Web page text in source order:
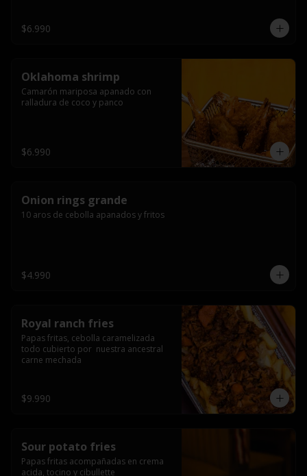
$6.990
Oklahoma shrimp
Camarón mariposa apanado con
ralladura de coco y panco
$6.990
Onion rings grande
10 aros de cebolla apanados y fritos
$4.990
Royal ranch fries
Papas fritas, cebolla caramelizada
todo cubierto por  nuestra ancestral
carne mechada
$9.990
Sour potato fries
Papas fritas acompañadas en crema
acida, tocino y cibullette